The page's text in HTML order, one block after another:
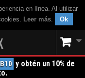
en línea. Al utilizar
Leer más. Ok
y obtén un 10% de